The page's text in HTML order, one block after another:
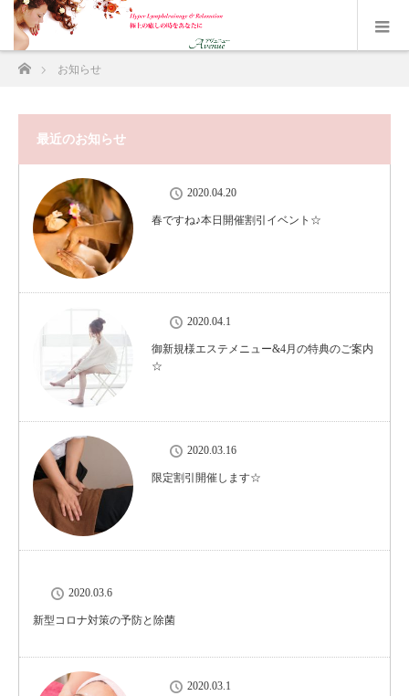
ホームお知らせ
最近のお知らせ
2020.04.20
春ですね♪本日開催割引イベント☆
2020.04.1
御新規様エステメニュー&4月の特典のご案内
☆
2020.03.16
限定割引開催します☆
2020.03.6
新型コロナ対策の予防と除菌
2020.03.1